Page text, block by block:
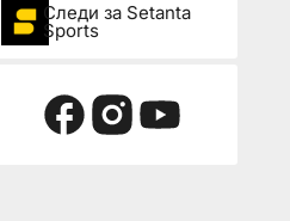
Следи за Setanta
Sports